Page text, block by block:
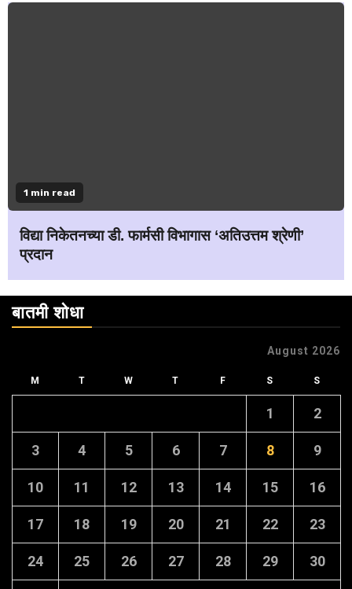
1 min read
विद्या निकेतनच्या डी. फार्मसी विभागास ‘अतिउत्तम श्रेणी’
प्रदान
बातमी शोधा
August 2026
M T W T F S S
1 2
3 4 5 6 7 8 9
10 11 12 13 14 15 16
17 18 19 20 21 22 23
24 25 26 27 28 29 30